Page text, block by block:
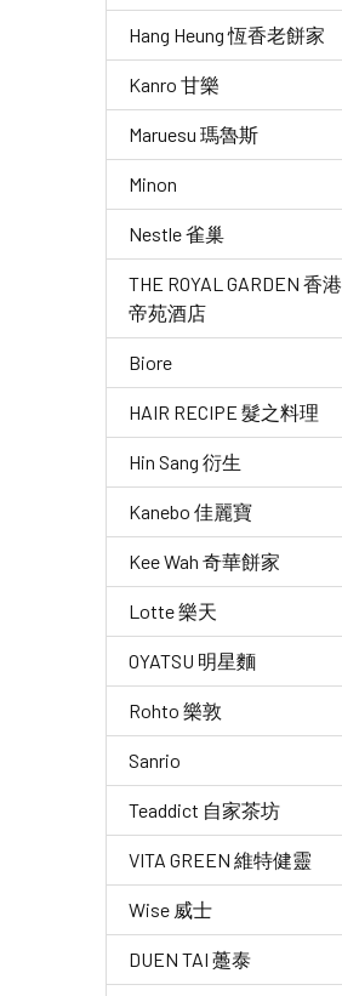
Hang Heung 恆香老餅家
Kanro 甘樂
Maruesu 瑪魯斯
Minon
Nestle 雀巢
THE ROYAL GARDEN 香港
帝苑酒店
Biore
HAIR RECIPE 髮之料理
Hin Sang 衍生
Kanebo 佳麗寶
Kee Wah 奇華餅家
Lotte 樂天
OYATSU 明星麵
Rohto 樂敦
Sanrio
Teaddict 自家茶坊
VITA GREEN 維特健靈
Wise 威士
DUEN TAI 躉泰